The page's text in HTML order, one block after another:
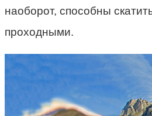
наоборот, способны
проходными.